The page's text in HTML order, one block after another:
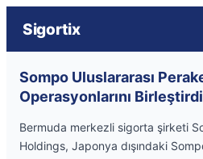
Sigortix
Sompo Uluslararası
Operasyonlarını Birleştirdi
Bermuda merkezli sigorta şirketi
Holdings, Japonya dışındaki